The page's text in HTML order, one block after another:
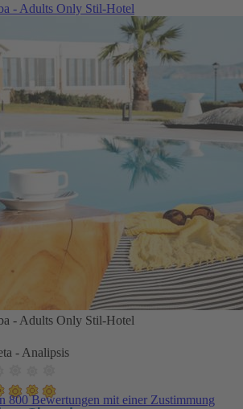
- Adults Only Stil-Hotel
- Adults Only Stil-Hotel
- Analipsis
800 Bewertungen mit einer Zustimmung